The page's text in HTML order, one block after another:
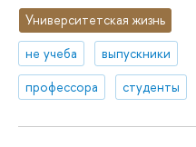
Университетская жизнь
не учеба
выпускники
профессора
студенты